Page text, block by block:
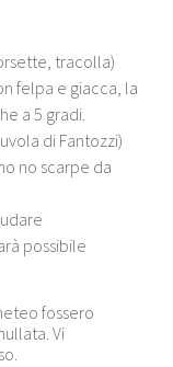
tracolla)
felpa e giacca, la
a 5 gradi.
di Fantozzi)
no scarpe da
possibile
fossero
Vi